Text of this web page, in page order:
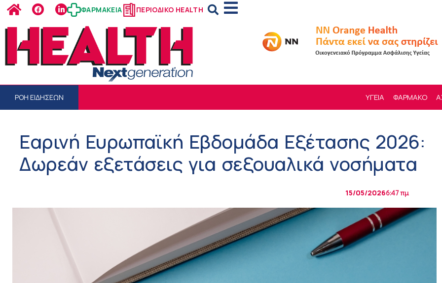
ΦΑΡΜΑΚΕΙΑ ΠΕΡΙΟΔΙΚΟ HEALTH
ΡΟΗ ΕΙΔΗΣΕΩΝ ΥΓΕΙΑ ΦΑΡΜΑΚΟ
Εαρινή Ευρωπαϊκή Εβδομάδα Εξέτασης 2026:
Δωρεάν εξετάσεις για σεξουαλικά νοσήματα
15/05/20266:47 πμ